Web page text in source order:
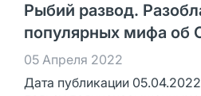
Рыбий развод.
популярных мифа об
05 Апреля 2022
Дата публикации